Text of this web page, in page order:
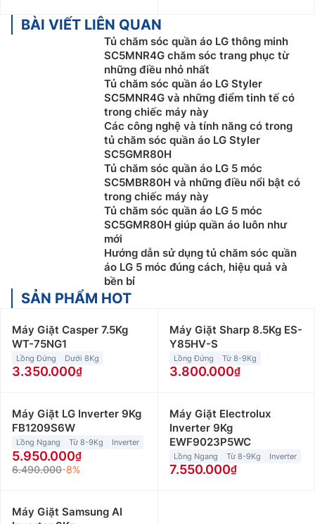
BÀI VIẾT LIÊN QUAN
Tủ chăm sóc quần áo LG thông minh
SC5MNR4G chăm sóc trang phục từ
những điều nhỏ nhất
Tủ chăm sóc quần áo LG Styler
SC5MNR4G và những điểm tinh tế có
trong chiếc máy này
Các công nghệ và tính năng có trong
tủ chăm sóc quần áo LG Styler
SC5GMR80H
Tủ chăm sóc quần áo LG 5 móc
SC5MBR80H và những điều nổi bật có
trong chiếc máy này
Tủ chăm sóc quần áo LG 5 móc
SC5GMR80H giúp quần áo luôn như
mới
Hướng dẫn sử dụng tủ chăm sóc quần
áo LG 5 móc đúng cách, hiệu quả và
bền bỉ
SẢN PHẨM HOT
Máy Giặt Casper 7.5Kg
WT-75NG1
Lồng Đứng Dưới 8Kg
3.350.000
Máy Giặt Sharp 8.5Kg ES-
Y85HV-S
Lồng Đứng Từ 8-9Kg
3.800.000
Máy Giặt LG Inverter 9Kg
FB1209S6W
Lồng Ngang Từ 8-9Kg Inverter
5.950.000
6.490.000-8%
Máy Giặt Electrolux
Inverter 9Kg
EWF9023P5WC
Lồng Ngang Từ 8-9Kg Inverter
7.550.000
Máy Giặt Samsung AI